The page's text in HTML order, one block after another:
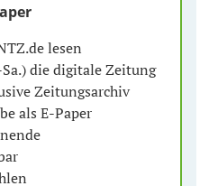
lesen
die digitale Zeitung
Zeitungsarchiv
als E-Paper